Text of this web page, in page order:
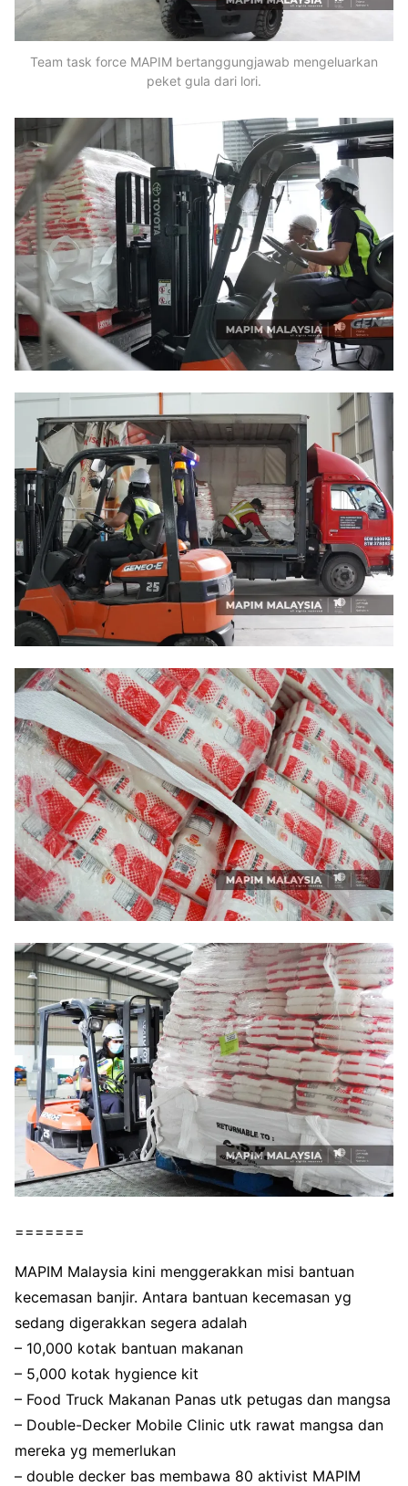
Team task force MAPIM bertanggungjawab mengeluarkan
peket gula dari lori.
=======
MAPIM Malaysia kini menggerakkan misi bantuan
kecemasan banjir. Antara bantuan kecemasan yg
sedang digerakkan segera adalah
– 10,000 kotak bantuan makanan
– 5,000 kotak hygience kit
– Food Truck Makanan Panas utk petugas dan mangsa
– Double-Decker Mobile Clinic utk rawat mangsa dan
mereka yg memerlukan
– double decker bas membawa 80 aktivist MAPIM